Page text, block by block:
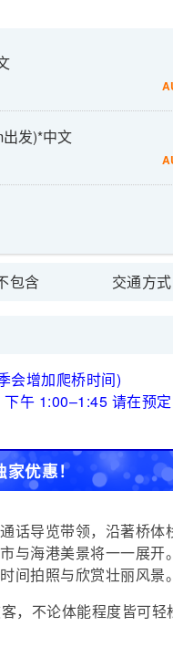
发)*中文
包含 交通方式
会增加爬桥时间)
午 1:00–1:45 请在预
优惠！
话导览带领，沿著桥体
与海港美景将一一展开
间拍照与欣赏壮丽风景。
，不论体能程度皆可